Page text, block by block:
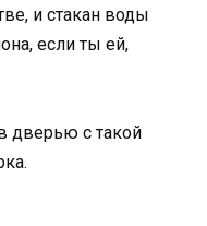
и стакан воды
если ты ей,
дверью с такой